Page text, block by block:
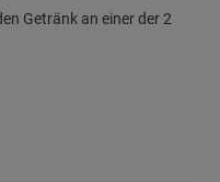
Getränk an einer der 2